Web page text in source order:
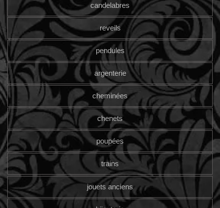
candelabres
reveils
pendules
argenterie
cheminées
chenets
poupées
trains
jouets anciens